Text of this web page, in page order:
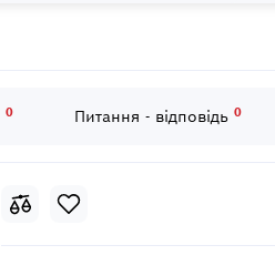
0 Питання - відповідь 0